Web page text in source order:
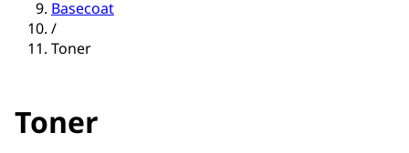
Basecoat
/
Toner
Toner